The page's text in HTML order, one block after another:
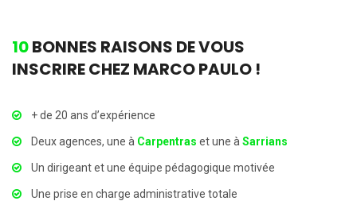
10BONNES RAISONS DE VOUS
INSCRIRE CHEZ MARCO PAULO !
+ de 20 ans d’expérience
Deux agences, une à Carpentras et une à Sarrians
Un dirigeant et une équipe pédagogique motivée
Une prise en charge administrative totale